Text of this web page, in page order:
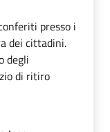
presso i
dei cittadini.
degli
di ritiro